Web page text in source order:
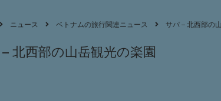
ニュース ベトナムの旅行関連ニュース サパ – 北西部の
北西部の山岳観光の楽園